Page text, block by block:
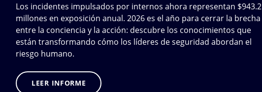
Los incidentes impulsados por internos ahora representan $943.2
millones en exposición anual. 2026 es el año para cerrar la brecha
entre la conciencia y la acción: descubre los conocimientos que
están transformando cómo los líderes de seguridad abordan el
riesgo humano.
LEER INFORME